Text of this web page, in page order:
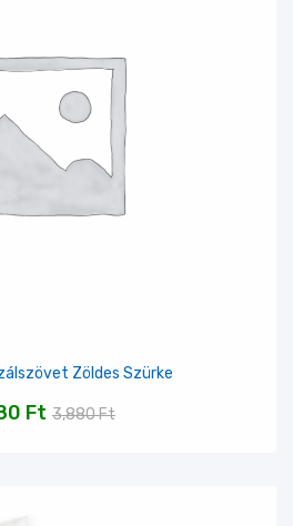
Zöldes Szürke
3,880Ft
Ft